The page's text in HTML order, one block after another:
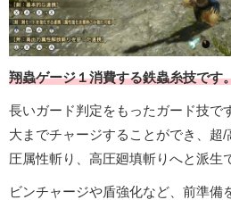
翔蟲ゲージ１消費する鉄蟲糸技です
長いガード判定をもったガード技で
大までチャージすることができ、超
圧属性斬り、高圧廻填斬りへと派生
ビンチャージや盾強化など、前準備